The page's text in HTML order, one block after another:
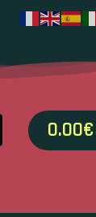
0.00€